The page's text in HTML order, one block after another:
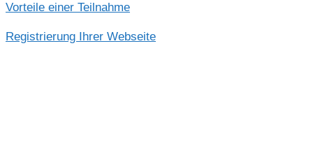
Vorteile einer Teilnahme
Registrierung Ihrer Webseite